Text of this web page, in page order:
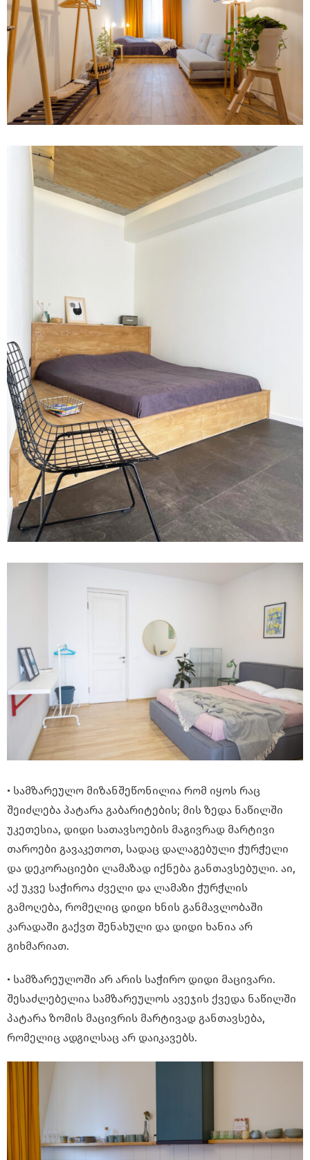
• სამზარეულო მიზანშეწონილია რომ იყოს რაც
შეიძლება პატარა გაბარიტების; მის ზედა ნაწილში
უკეთესია, დიდი სათავსოების მაგივრად მარტივი
თაროები გავაკეთოთ, სადაც დალაგებული ჭურჭელი
და დეკორაციები ლამაზად იქნება განთავსებული. აი,
აქ უკვე საჭიროა ძველი და ლამაზი ჭურჭლის
გამოღება, რომელიც დიდი ხნის განმავლობაში
კარადაში გაქვთ შენახული და დიდი ხანია არ
გიხმარიათ.
• სამზარეულოში არ არის საჭირო დიდი მაცივარი.
შესაძლებელია სამზარეულოს ავეჯის ქვედა ნაწილში
პატარა ზომის მაცივრის მარტივად განთავსება,
რომელიც ადგილსაც არ დაიკავებს.